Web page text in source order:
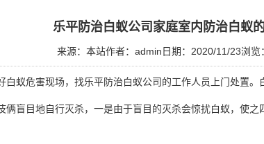
乐平防治白蚁公司家庭室内防治白蚁
来源：本站作者：admin 日期：2020/11/23浏览：
白蚁危害现场，找乐平防治白蚁公司的工作人员上门处置。
盲目地自行灭杀，一是由于盲目的灭杀会惊扰白蚁，使